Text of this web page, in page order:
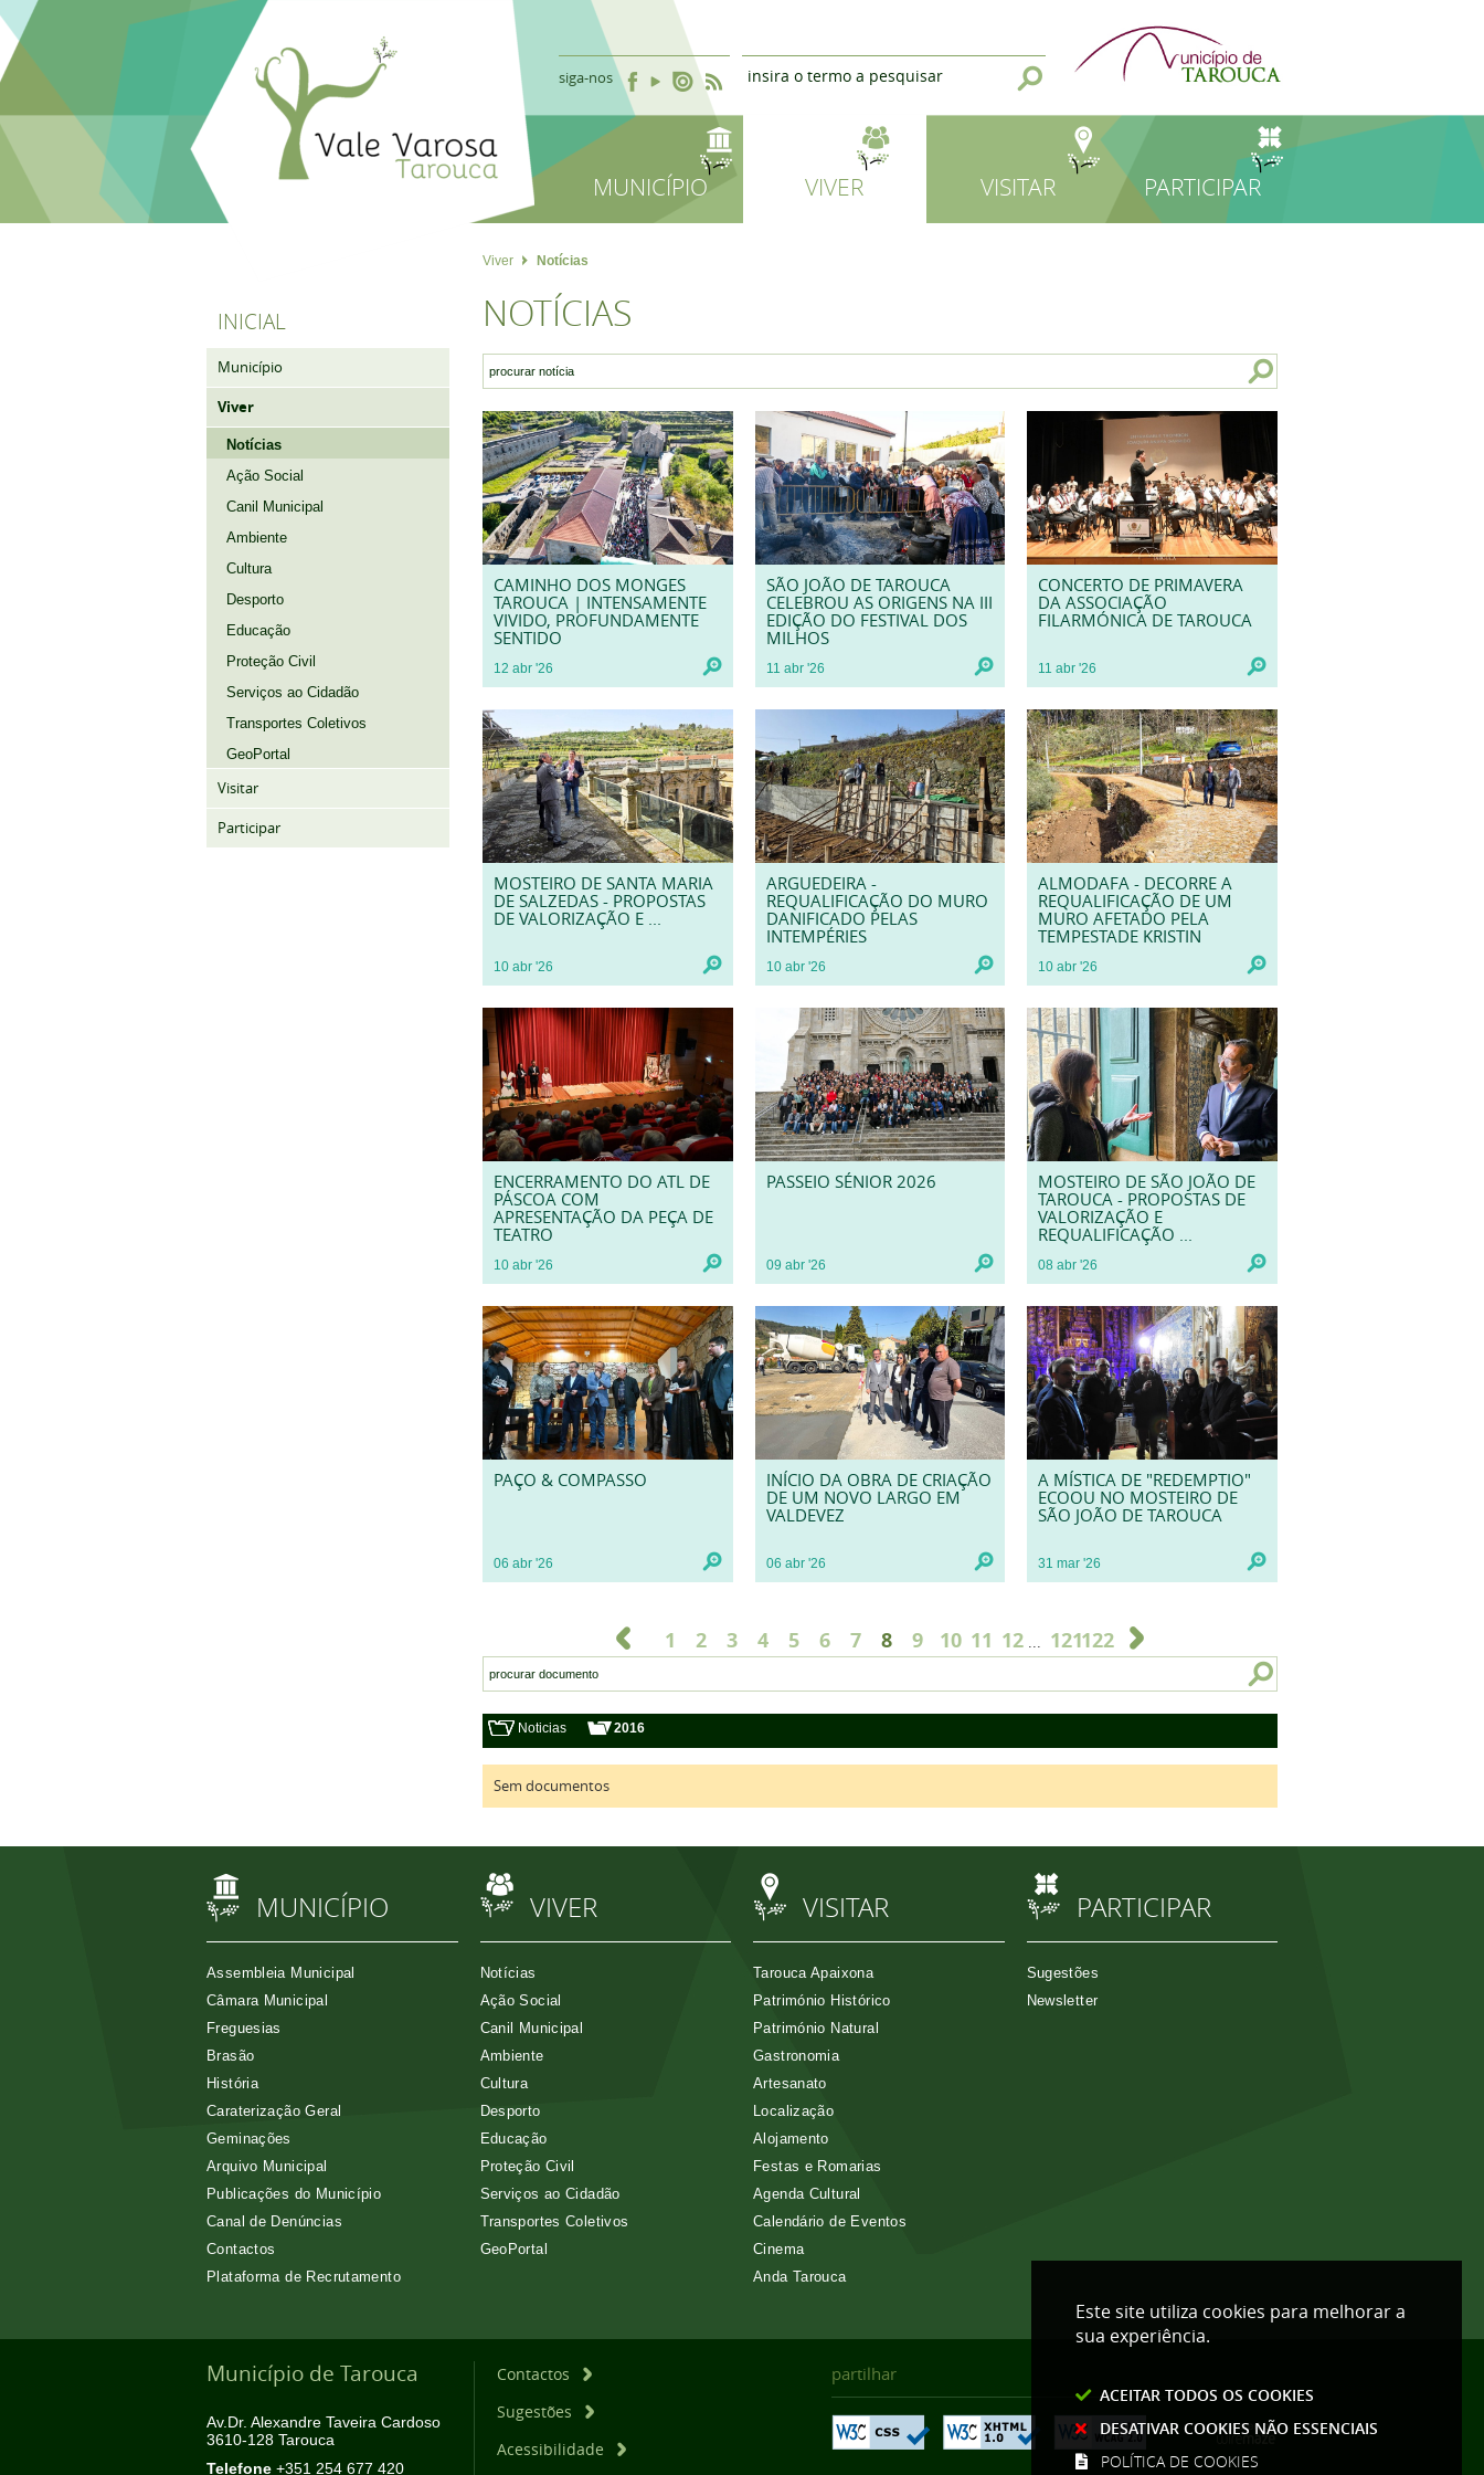
siga-nos
MUNICÍPIO VIVER VISITAR PARTICIPAR
INICIAL
Município
Viver
Notícias
Ação Social
Canil Municipal
Ambiente
Cultura
Desporto
Educação
Proteção Civil
Serviços ao Cidadão
Transportes Coletivos
GeoPortal
Visitar
Participar
Viver Notícias
NOTÍCIAS
CAMINHO DOS MONGES
TAROUCA | INTENSAMENTE
VIVIDO, PROFUNDAMENTE
SENTIDO
12 abr '26
SÃO JOÃO DE TAROUCA
CELEBROU AS ORIGENS NA III
EDIÇÃO DO FESTIVAL DOS
MILHOS
11 abr '26
CONCERTO DE PRIMAVERA
DA ASSOCIAÇÃO
FILARMÓNICA DE TAROUCA
11 abr '26
MOSTEIRO DE SANTA MARIA
DE SALZEDAS - PROPOSTAS
DE VALORIZAÇÃO E ...
10 abr '26
ARGUEDEIRA -
REQUALIFICAÇÃO DO MURO
DANIFICADO PELAS
INTEMPÉRIES
10 abr '26
ALMODAFA - DECORRE A
REQUALIFICAÇÃO DE UM
MURO AFETADO PELA
TEMPESTADE KRISTIN
10 abr '26
ENCERRAMENTO DO ATL DE
PÁSCOA COM
APRESENTAÇÃO DA PEÇA DE
TEATRO
10 abr '26
PASSEIO SÉNIOR 2026
09 abr '26
MOSTEIRO DE SÃO JOÃO DE
TAROUCA - PROPOSTAS DE
VALORIZAÇÃO E
REQUALIFICAÇÃO ...
08 abr '26
PAÇO & COMPASSO
06 abr '26
INÍCIO DA OBRA DE CRIAÇÃO
DE UM NOVO LARGO EM
VALDEVEZ
06 abr '26
A MÍSTICA DE "REDEMPTIO"
ECOOU NO MOSTEIRO DE
SÃO JOÃO DE TAROUCA
31 mar '26
1 2 3 4 5 6 7 8 9 10 11 12 ... 121122
Noticias 2016
Sem documentos
MUNICÍPIO
Assembleia Municipal
Câmara Municipal
Freguesias
Brasão
História
Caraterização Geral
Geminações
Arquivo Municipal
Publicações do Município
Canal de Denúncias
Contactos
Plataforma de Recrutamento
VIVER
Notícias
Ação Social
Canil Municipal
Ambiente
Cultura
Desporto
Educação
Proteção Civil
Serviços ao Cidadão
Transportes Coletivos
GeoPortal
VISITAR
Tarouca Apaixona
Património Histórico
Património Natural
Gastronomia
Artesanato
Localização
Alojamento
Festas e Romarias
Agenda Cultural
Calendário de Eventos
Cinema
Anda Tarouca
PARTICIPAR
Sugestões
Newsletter
Município de Tarouca
Av.Dr. Alexandre Taveira Cardoso
3610-128 Tarouca
Telefone +351 254 677 420
Contactos
Sugestões
Acessibilidade
partilhar
Este site utiliza cookies para melhorar a
sua experiência.
ACEITAR TODOS OS COOKIES
DESATIVAR COOKIES NÃO ESSENCIAIS
POLÍTICA DE COOKIES